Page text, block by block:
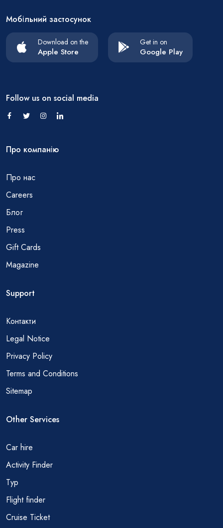
Мобільний застосунок
Download on the
Apple Store
Get in on
Google Play
Follow us on social media
Про компанію
Про нас
Careers
Блог
Press
Gift Cards
Magazine
Support
Контакти
Legal Notice
Privacy Policy
Terms and Conditions
Sitemap
Other Services
Car hire
Activity Finder
Тур
Flight finder
Cruise Ticket